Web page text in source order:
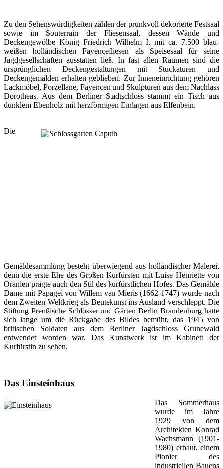
Zu den Sehenswürdigkeiten zählen der prunkvoll dekorierte Festsaal
sowie im Souterrain der Fliesensaal, dessen Wände und
Deckengewölbe König Friedrich Wilhelm I. mit ca. 7.500 blau-
weißen holländischen Fayencefliesen als Speisesaal für seine
Jagdgesellschaften ausstatten ließ. In fast allen Räumen sind die
ursprünglichen Deckengestaltungen mit Stuckaturen und
Deckengemälden erhalten geblieben. Zur Inneneinrichtung gehören
Lackmöbel, Porzellane, Fayencen und Skulpturen aus dem Nachlass
Dorotheas. Aus dem Berliner Stadtschloss stammt ein Tisch aus
dunklem Ebenholz mit herzförmigen Einlagen aus Elfenbein.
Die
Gemäldesammlung besteht überwiegend aus holländischer Malerei,
denn die erste Ehe des Großen Kurfürsten mit Luise Henriette von
Oranien prägte auch den Stil des kurfürstlichen Hofes. Das Gemälde
Dame mit Papagei von Willem van Mieris (1662-1747) wurde nach
dem Zweiten Weltkrieg als Beutekunst ins Ausland verschleppt. Die
Stiftung Preußische Schlösser und Gärten Berlin-Brandenburg hatte
sich lange um die Rückgabe des Bildes bemüht, das 1945 von
britischen Soldaten aus dem Berliner Jagdschloss Grunewald
entwendet worden war. Das Kunstwerk ist im Kabinett der
Kurfürstin zu sehen.
Das Einsteinhaus
Das Sommerhaus
wurde im Jahre
1929 von dem
Architekten Konrad
Wachsmann (1901-
1980) erbaut, einem
Pionier des
industriellen Bauens